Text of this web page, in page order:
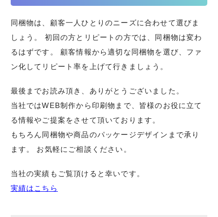
同梱物は、顧客一人ひとりのニーズに合わせて選びま
しょう。 初回の方とリピートの方では、同梱物は変わ
るはずです。 顧客情報から適切な同梱物を選び、ファ
ン化してリピート率を上げて行きましょう。
最後までお読み頂き、ありがとうございました。
当社ではWEB制作から印刷物まで、皆様のお役に立て
る情報やご提案をさせて頂いております。
もちろん同梱物や商品のパッケージデザインまで承り
ます。 お気軽にご相談ください。
当社の実績もご覧頂けると幸いです。
実績はこちら